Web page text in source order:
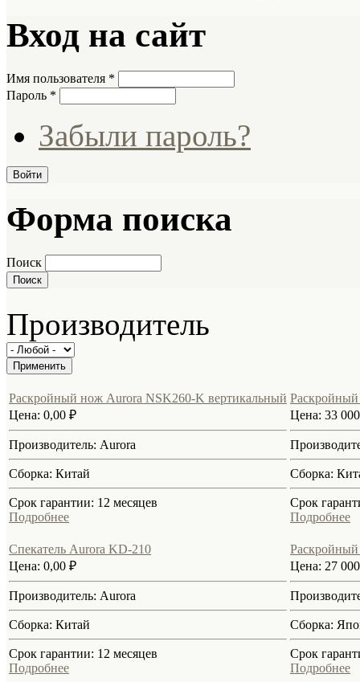
Вход на сайт
Имя пользователя *
Пароль *
Забыли пароль?
Форма поиска
Поиск
Производитель
Раскройный нож Aurora NSK260-K вертикальный
Цена: 0,00 ₽
Производитель: Aurora
Сборка: Китай
Срок гарантии: 12 месяцев
Подробнее
Цена: 33
Сборка:
Срок
Подробнее
Спекатель Aurora KD-210
Цена: 0,00 ₽
Производитель: Aurora
Сборка: Китай
Срок гарантии: 12 месяцев
Подробнее
Цена: 27
Сборка:
Срок
Подробнее